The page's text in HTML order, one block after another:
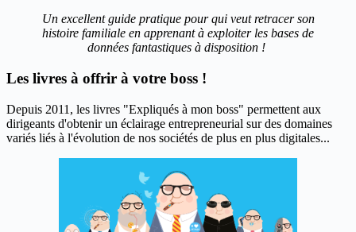
Un excellent guide pratique pour qui veut retracer son
histoire familiale en apprenant à exploiter les bases de
données fantastiques à disposition !
Les livres à offrir à votre boss !
Depuis 2011, les livres "Expliqués à mon boss" permettent aux
dirigeants d'obtenir un éclairage entrepreneurial sur des domaines
variés liés à l'évolution de nos sociétés de plus en plus digitales...